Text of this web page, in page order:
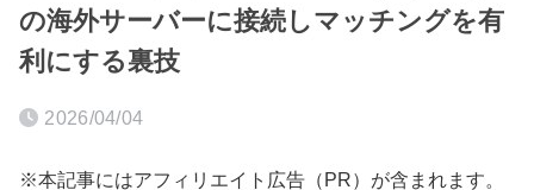
の海外サーバーに接続しマッチングを有
利にする裏技
2026/04/04
※本記事にはアフィリエイト広告（PR）が含まれます。